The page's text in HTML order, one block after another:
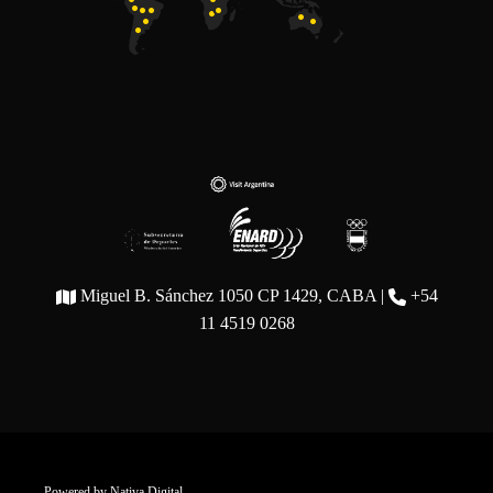
Miguel B. Sánchez 1050 CP 1429, CABA |
+54
11 4519 0268